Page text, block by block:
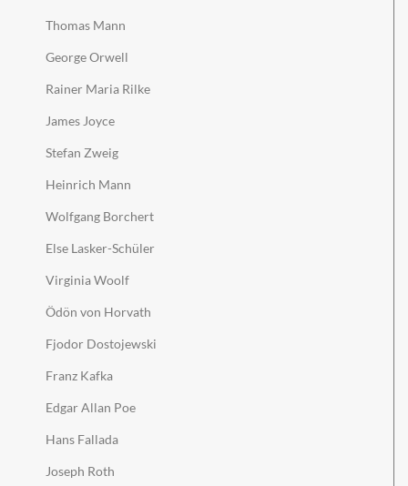
Thomas Mann
George Orwell
Rainer Maria Rilke
James Joyce
Stefan Zweig
Heinrich Mann
Wolfgang Borchert
Else Lasker-Schüler
Virginia Woolf
Ödön von Horvath
Fjodor Dostojewski
Franz Kafka
Edgar Allan Poe
Hans Fallada
Joseph Roth